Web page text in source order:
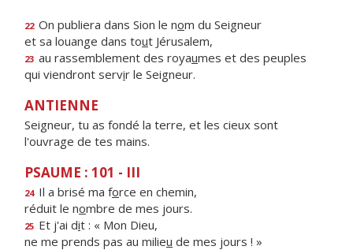
22 On publiera dans Sion le nom du Seigneur
et sa louange dans tout Jérusalem,
23 au rassemblement des royaumes et des peuples
qui viendront servir le Seigneur.
ANTIENNE
Seigneur, tu as fondé la terre, et les cieux sont
l'ouvrage de tes mains.
PSAUME : 101 - III
24 Il a brisé ma force en chemin,
réduit le nombre de mes jours.
25 Et j'ai dit : « Mon Dieu,
ne me prends pas au milieu de mes jours ! »